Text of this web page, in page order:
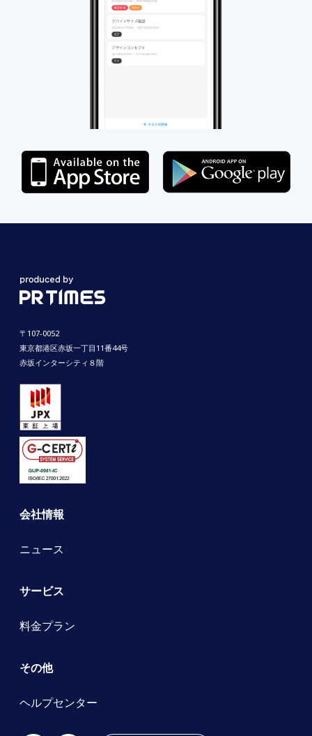
〒107-0052
東京都港区赤坂一丁目11番44号
赤坂インターシティ８階
会社情報
ニュース
サービス
料金プラン
その他
ヘルプセンター